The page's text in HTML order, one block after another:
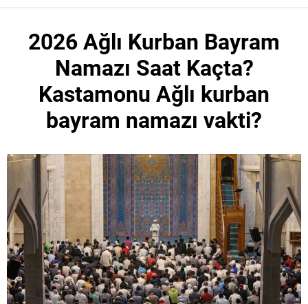
2026 Ağlı Kurban Bayram
Namazı Saat Kaçta?
Kastamonu Ağlı kurban
bayram namazı vakti?